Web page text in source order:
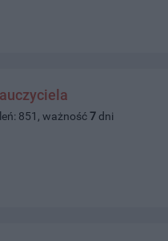
851, ważność7 dni